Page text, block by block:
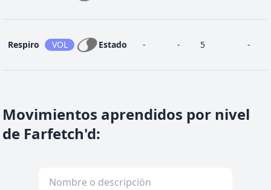
Respiro VOL Estado - - 5 -
Movimientos aprendidos por nivel
de Farfetch'd: